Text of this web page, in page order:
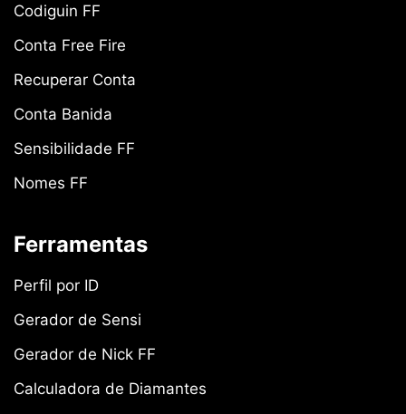
Codiguin FF
Conta Free Fire
Recuperar Conta
Conta Banida
Sensibilidade FF
Nomes FF
Ferramentas
Perfil por ID
Gerador de Sensi
Gerador de Nick FF
Calculadora de Diamantes